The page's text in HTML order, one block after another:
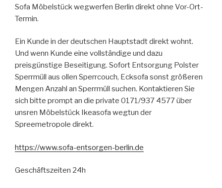
Sofa Möbelstück wegwerfen Berlin direkt ohne Vor-Ort-
Termin.
Ein Kunde in der deutschen Hauptstadt direkt wohnt.
Und wenn Kunde eine vollständige und dazu
preisgünstige Beseitigung. Sofort Entsorgung Polster
Sperrmüll aus ollen Sperrcouch, Ecksofa sonst größeren
Mengen Anzahl an Sperrmüll suchen. Kontaktieren Sie
sich bitte prompt an die private 0171/937 4577 über
unsren Möbelstück Ikeasofa wegtun der
Spreemetropole direkt.
https://www.sofa-entsorgen-berlin.de
Geschäftszeiten 24h